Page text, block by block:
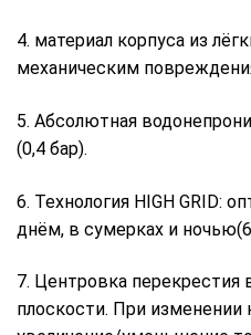
4. материал корпуса из
механическим
5. Абсолютная
(0,4 бар).
6. Технология HIGH GRID:
днём, в сумерках и
7. Центровка перекрестия
плоскости. При изменении